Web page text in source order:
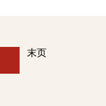
末页